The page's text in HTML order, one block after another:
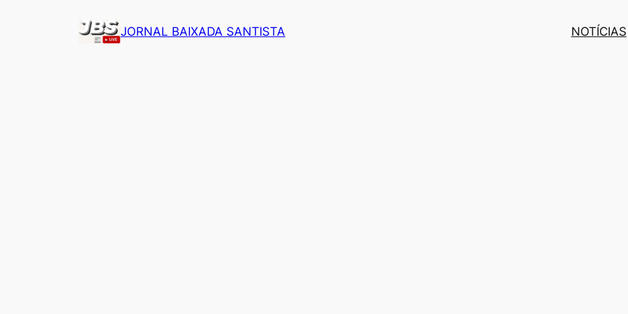
JORNAL BAIXADA SANTISTA NOTÍCIAS